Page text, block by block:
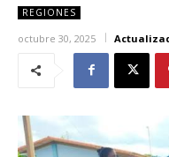
REGIONES
octubre 30, 2025